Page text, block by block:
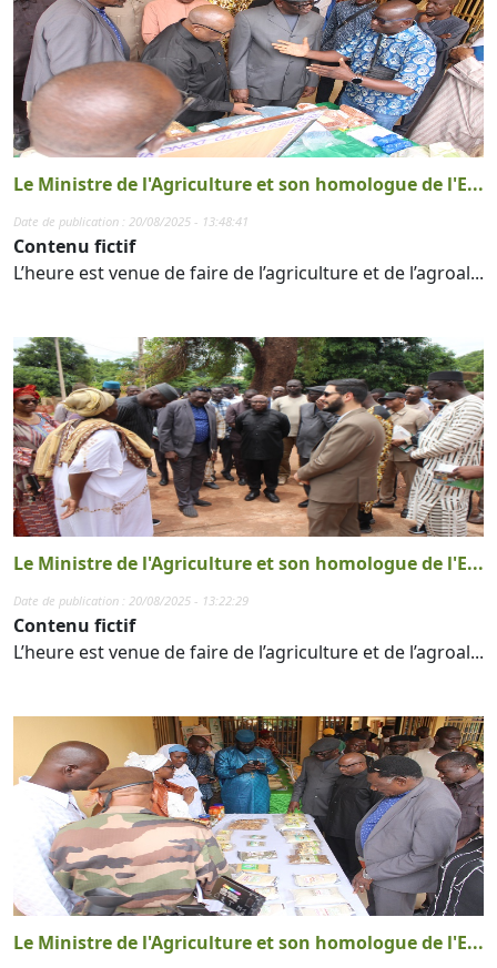
Le Ministre de l'Agriculture et son homologue de l'E...
Date de publication : 20/08/2025 - 13:48:41
Contenu fictif
L’heure est venue de faire de l’agriculture et de l’agroal...
Le Ministre de l'Agriculture et son homologue de l'E...
Date de publication : 20/08/2025 - 13:22:29
Contenu fictif
L’heure est venue de faire de l’agriculture et de l’agroal...
Le Ministre de l'Agriculture et son homologue de l'E...